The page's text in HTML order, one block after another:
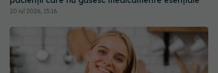
20 iul 2026, 15:16